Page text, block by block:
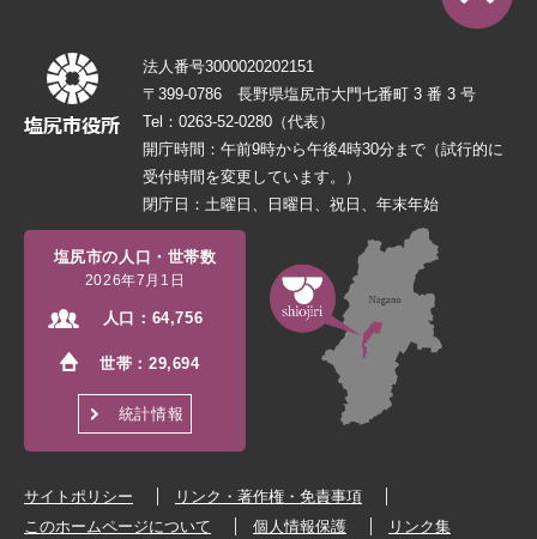
法人番号3000020202151
〒399-0786 長野県塩尻市大門七番町 3 番 3 号
Tel：0263-52-0280（代表）
開庁時間：午前9時から午後4時30分まで（試行的に
受付時間を変更しています。）
閉庁日：土曜日、日曜日、祝日、年末年始
塩尻市の人口・世帯数
2026年7月1日
人口： 64,756
世帯：29,694
統計情報
サイトポリシー
リンク・著作権・免責事項
このホームページについて
個人情報保護 リンク集